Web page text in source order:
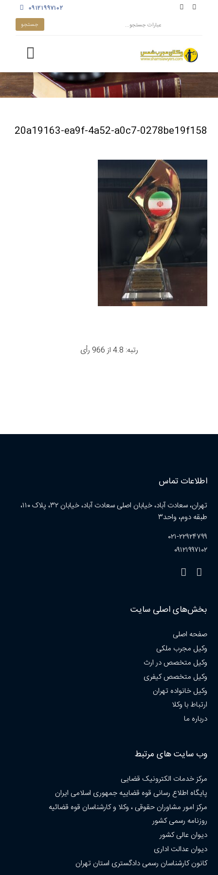
۰۹۱۲۱۹۹۷۱۰۲
20a19163-ea9f-4a52-a0c7-0278be19f158
رتبه: 4.8 از 966 رأی
اطلاعات تماس
تهران، سعادت آباد، خیابان اصلی سعادت آباد، خیابان ۳۲، پلاک ۱۱۰،
طبقه دوم، واحد۳
۰۲۱-۲۲۹۲۴۷۹۹
۰۹۱۲۱۹۹۷۱۰۲
بخش‌های اصلی سایت
صفحه اصلی
وکیل مجرب ملکی
وکیل متخصص در ارث
وکیل متخصص کیفری
وکیل خانواده تهران
ارتباط با وکلا
درباره ما
وب سایت های مرتبط
مرکز خدمات الکترونیک قضایی
پایگاه اطلاع رسانی قوه قضاییه جمهوری اسلامی ایران
مرکز امور مشاوران حقوقی ، وکلا و کارشناسان قوه قضائیه
روزنامه رسمی کشور
دیوان عالی کشور
دیوان عدالت اداری
کانون کارشناسان رسمی دادگستری استان تهران